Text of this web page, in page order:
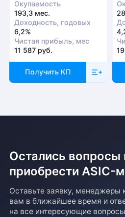
Окупаемость
193,3 мес.
Доходность, годовых
6,2%
Чистая прибыль, мес
11 587 руб.
Получить КП
Остались вопросы
приобрести ASIC-
Оставьте заявку, менеджеры
вам в ближайшее время и
на все интересующие вопросы